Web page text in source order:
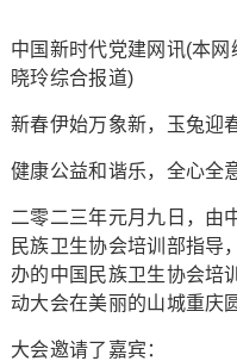
中国新时代党建网讯(本
晓玲综合报道)
新春伊始万象新，玉兔迎
健康公益和谐乐，全心全
二零二三年元月九日，由
民族卫生协会培训部指导
办的中国民族卫生协会培
动大会在美丽的山城重庆
大会邀请了嘉宾：